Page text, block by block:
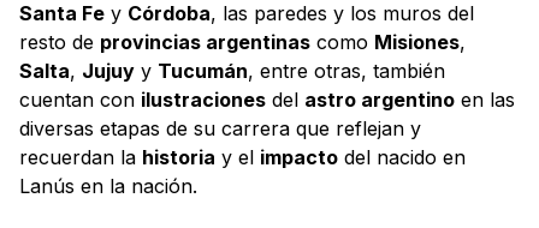
Santa Fe y Córdoba, las paredes y los muros del
resto de provincias argentinas como Misiones,
Salta, Jujuy y Tucumán, entre otras, también
cuentan con ilustraciones del astro argentino en las
diversas etapas de su carrera que reflejan y
recuerdan la historia y el impacto del nacido en
Lanús en la nación.